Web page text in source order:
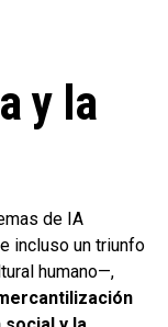
y la
de IA
incluso un triunfo
humano—,